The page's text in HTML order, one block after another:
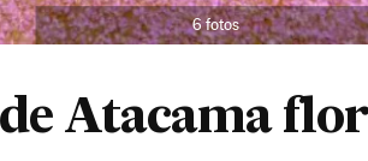
6 fotos
Atacama